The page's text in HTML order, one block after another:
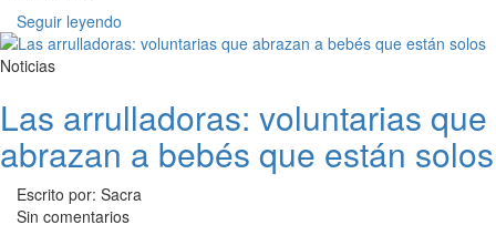
Seguir leyendo
Noticias
Las arrulladoras: voluntarias que
abrazan a bebés que están solos
Escrito por: Sacra
Sin comentarios